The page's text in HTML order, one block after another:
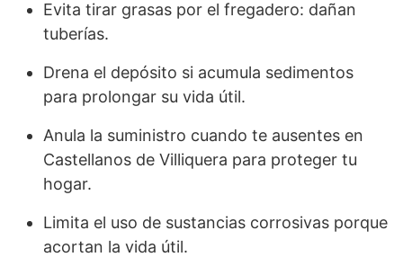
Evita tirar grasas por el fregadero: dañan
tuberías.
Drena el depósito si acumula sedimentos
para prolongar su vida útil.
Anula la suministro cuando te ausentes en
Castellanos de Villiquera para proteger tu
hogar.
Limita el uso de sustancias corrosivas porque
acortan la vida útil.